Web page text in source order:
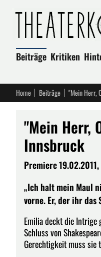
Beiträge Kritiken
Home Beiträge "Mein Herr,
"Mein Herr,
Innsbruck
Premiere
„Ich halt mein Maul
vorne. Er, der ihr
Emilia deckt die Intrige
Schluss von
Gerechtigkeit muss sie